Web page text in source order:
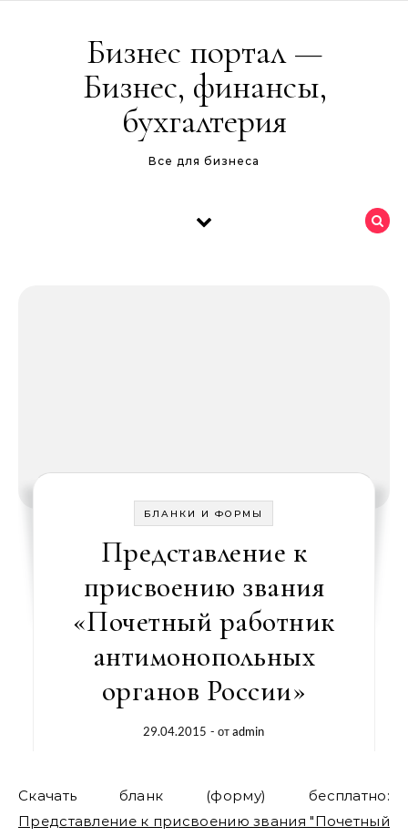
Бизнес портал —
Бизнес, финансы,
бухгалтерия
Все для бизнеса
БЛАНКИ И ФОРМЫ
Представление к
присвоению звания
«Почетный работник
антимонопольных
органов России»
29.04.2015 - отadmin
Скачать бланк (форму) бесплатно:
Представление к присвоению звания "Почетный